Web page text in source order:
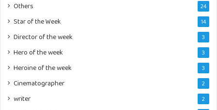
Others 24
Star of the Week 14
Director of the week 3
Hero of the week 3
Heroine of the week 3
Cinematographer 2
writer 2